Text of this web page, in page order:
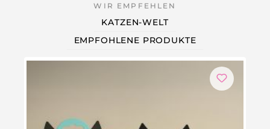
KATZEN-WELT
EMPFOHLENE PRODUKTE